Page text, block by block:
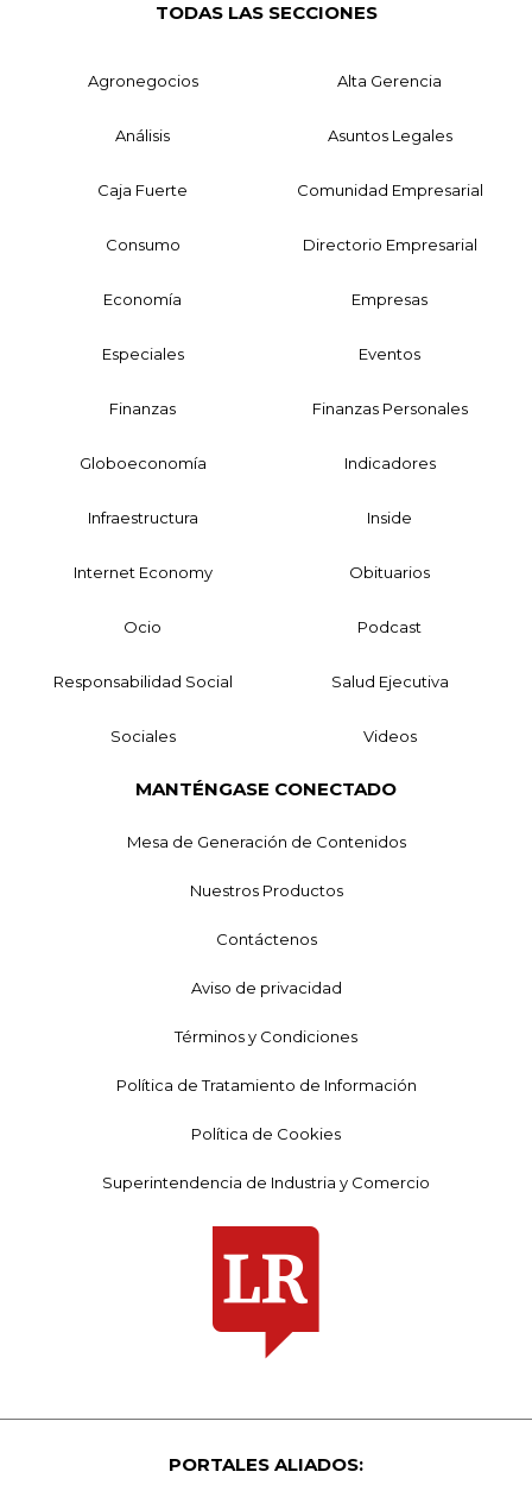
TODAS LAS SECCIONES
Agronegocios Alta Gerencia
Análisis Asuntos Legales
Caja Fuerte Comunidad Empresarial
Consumo Directorio Empresarial
Economía Empresas
Especiales Eventos
Finanzas Finanzas Personales
Globoeconomía Indicadores
Infraestructura Inside
Internet Economy Obituarios
Ocio Podcast
Responsabilidad Social Salud Ejecutiva
Sociales Videos
MANTÉNGASE CONECTADO
Mesa de Generación de Contenidos
Nuestros Productos
Contáctenos
Aviso de privacidad
Términos y Condiciones
Política de Tratamiento de Información
Política de Cookies
Superintendencia de Industria y Comercio
PORTALES ALIADOS: